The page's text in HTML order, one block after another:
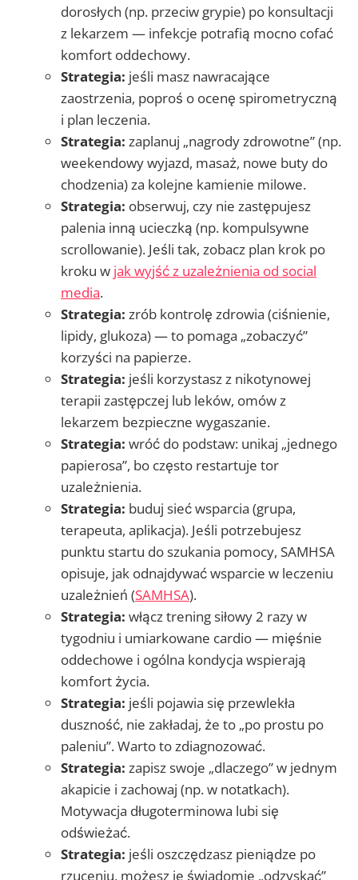
dorosłych (np. przeciw grypie) po konsultacji
z lekarzem — infekcje potrafią mocno cofać
komfort oddechowy.
Strategia: jeśli masz nawracające
zaostrzenia, poproś o ocenę spirometryczną
i plan leczenia.
Strategia: zaplanuj „nagrody zdrowotne” (np.
weekendowy wyjazd, masaż, nowe buty do
chodzenia) za kolejne kamienie milowe.
Strategia: obserwuj, czy nie zastępujesz
palenia inną ucieczką (np. kompulsywne
scrollowanie). Jeśli tak, zobacz plan krok po
kroku w jak wyjść z uzależnienia od social
media.
Strategia: zrób kontrolę zdrowia (ciśnienie,
lipidy, glukoza) — to pomaga „zobaczyć”
korzyści na papierze.
Strategia: jeśli korzystasz z nikotynowej
terapii zastępczej lub leków, omów z
lekarzem bezpieczne wygaszanie.
Strategia: wróć do podstaw: unikaj „jednego
papierosa”, bo często restartuje tor
uzależnienia.
Strategia: buduj sieć wsparcia (grupa,
terapeuta, aplikacja). Jeśli potrzebujesz
punktu startu do szukania pomocy, SAMHSA
opisuje, jak odnajdywać wsparcie w leczeniu
uzależnień (SAMHSA).
Strategia: włącz trening siłowy 2 razy w
tygodniu i umiarkowane cardio — mięśnie
oddechowe i ogólna kondycja wspierają
komfort życia.
Strategia: jeśli pojawia się przewlekła
duszność, nie zakładaj, że to „po prostu po
paleniu”. Warto to zdiagnozować.
Strategia: zapisz swoje „dlaczego” w jednym
akapicie i zachowaj (np. w notatkach).
Motywacja długoterminowa lubi się
odświeżać.
Strategia: jeśli oszczędzasz pieniądze po
rzuceniu, możesz je świadomie „odzyskać”